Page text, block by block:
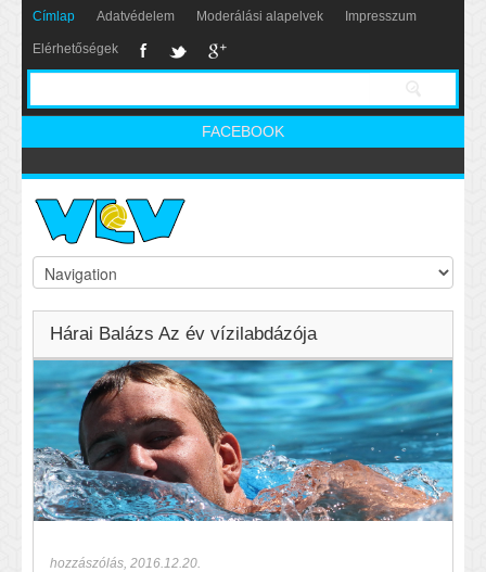
Címlap Adatvédelem Moderálási alapelvek Impresszum
Elérhetőségek
FACEBOOK
Hárai Balázs Az év vízilabdázója
hozzászólás 2016.12.20.